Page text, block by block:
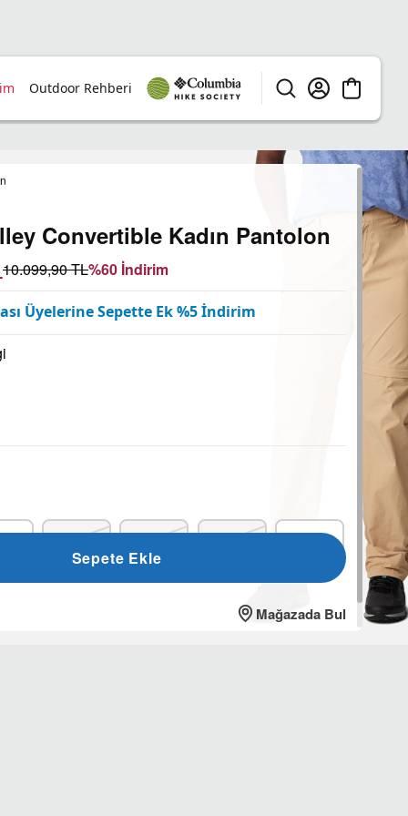
Outdoor Rehberi
Convertible Kadın Pantolon
10.099,90TL%60 İndirim
Üyelerine Sepette Ek %5 İndirim
R 38-R 40-R 42-R 44-R
Sepete Ekle
Mağazada Bul